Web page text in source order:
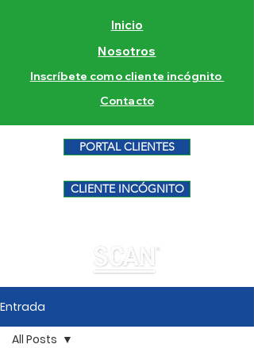
Inicio
Nosotros
Inscríbete como cliente incógnito
Contacto
PORTAL CLIENTES
CLIENTE INCÓGNITO
Entrada
All Posts